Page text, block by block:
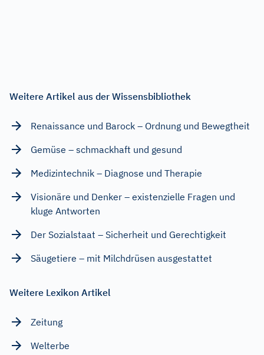
Weitere Artikel aus der Wissensbibliothek
Renaissance und Barock – Ordnung und Bewegtheit
Gemüse – schmackhaft und gesund
Medizintechnik – Diagnose und Therapie
Visionäre und Denker – existenzielle Fragen und
kluge Antworten
Der Sozialstaat – Sicherheit und Gerechtigkeit
Säugetiere – mit Milchdrüsen ausgestattet
Weitere Lexikon Artikel
Zeitung
Welterbe